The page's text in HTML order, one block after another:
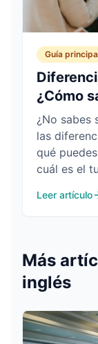
Guía
¿Cómo
¿No sabes
las
qué
cuál es el
Leer artículo
Más
inglés